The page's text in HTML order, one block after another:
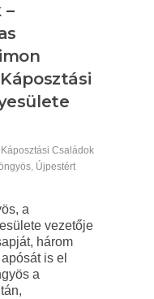
–
Káposztási Családok
, Újpestért
a
vezetője
három
is el
a